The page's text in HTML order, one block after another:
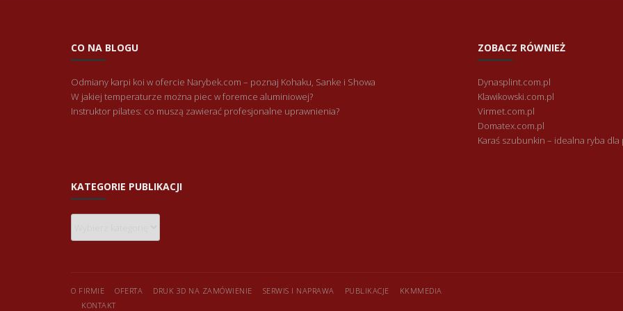
CO NA BLOGU
Odmiany karpi koi w ofercie Narybek.com – poznaj Kohaku, Sanke i Showa
W jakiej temperaturze można piec w foremce aluminiowej?
Instruktor pilates: co muszą zawierać profesjonalne uprawnienia?
ZOBACZ RÓWNIEŻ
Dynasplint.com.pl
Klawikowski.com.pl
Virmet.com.pl
Domatex.com.pl
Karaś szubunkin – idealna ryba
KATEGORIE PUBLIKACJI
O FIRMIE OFERTA DRUK 3D NA ZAMÓWIENIE SERWIS I NAPRAWA PUBLIKACJE
KKMMEDIA
KONTAKT